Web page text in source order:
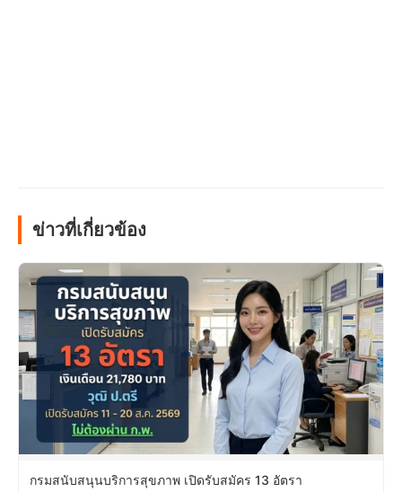
ข่าวที่เกี่ยวข้อง
กรมสนับสนุนบริการสุขภาพ เปิดรับสมัคร 13 อัตรา